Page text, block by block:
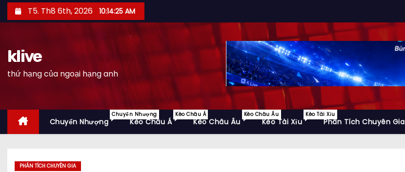
k
T5. Th8 6th, 2026 10:14:26 AM
klive
thứ hạng của ngoại hạng anh
Chuyển Nhượng
Chuyển Nhượng
Kèo Châu Á
Kèo Châu Á
Kèo Châu Âu
Kèo Châu Âu
Kèo Tài Xỉu
Kèo Tài Xỉu
Phân Tích Chuyên Gia
PHÂN TÍCH CHUYÊN GIA